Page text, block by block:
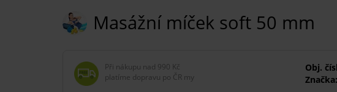
Masážní míček soft 50 mm
Při nákupu nad 990 Kč
platíme dopravu po ČR my
Obj.
Značka: